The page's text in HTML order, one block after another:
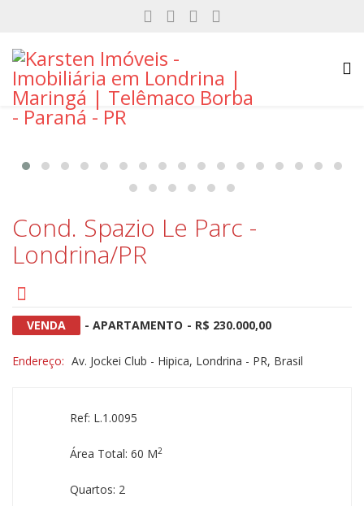
Cond. Spazio Le Parc -
Londrina/PR
VENDA - APARTAMENTO - R$ 230.000,00
Endereço: Av. Jockei Club - Hipica, Londrina - PR, Brasil
Ref: L.1.0095
Área Total: 60 M2
Quartos: 2